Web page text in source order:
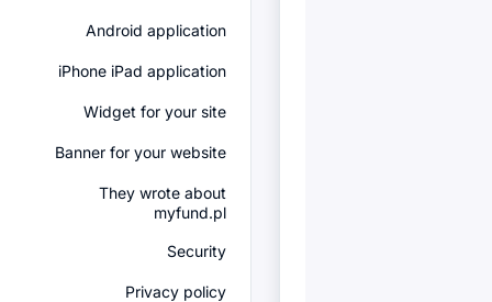
Android application
iPhone iPad application
Widget for your site
Banner for your website
They wrote about
myfund.pl
Security
Privacy policy